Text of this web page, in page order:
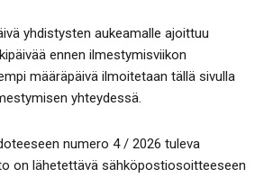
yhdistysten aukeamalle ajoittuu
ennen ilmestymisviikon
määräpäivä ilmoitetaan tällä sivulla
yhteydessä.
numero 4 / 2026 tuleva
on lähetettävä sähköpostiosoitteeseen